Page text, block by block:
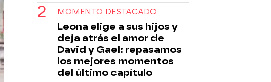
MOMENTO DESTACADO
Leona elige a sus hijos y
deja atrás el amor de
David y Gael: repasamos
los mejores momentos
del último capítulo